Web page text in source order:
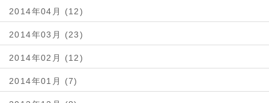
2014年04月 (12)
2014年03月 (23)
2014年02月 (12)
2014年01月 (7)